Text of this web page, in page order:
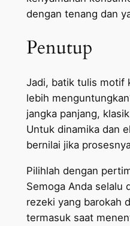
dengan tenang dan
Penutup
Jadi, batik tulis motif
lebih
jangka panjang,
Untuk dinamika dan
bernilai jika
Pilihlah dengan
Semoga Anda selalu
rezeki yang barokah
termasuk saat